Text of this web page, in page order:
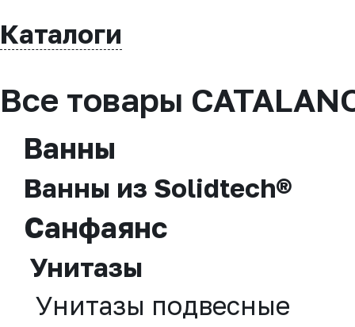
Каталоги
Все товары
Ванны
Ванны из Solidtech®
Санфаянс
Унитазы
Унитазы подвесные